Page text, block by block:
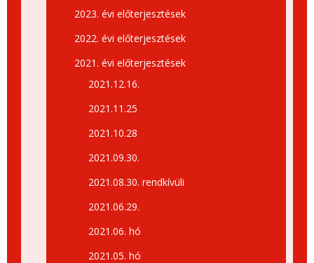
2023. évi előterjesztések
2022. évi előterjesztések
2021. évi előterjesztések
2021.12.16.
2021.11.25
2021.10.28
2021.09.30.
2021.08.30. rendkívüli
2021.06.29.
2021.06. hó
2021.05. hó